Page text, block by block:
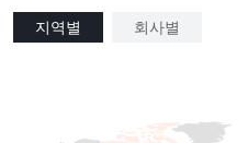
지역별 회사별